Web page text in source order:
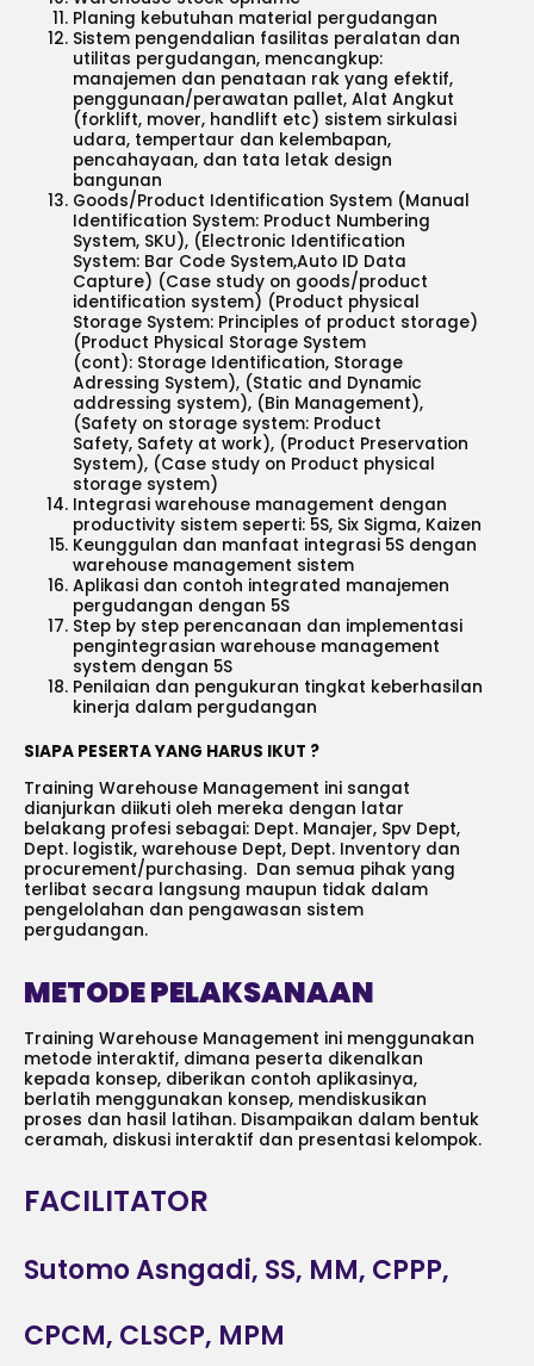
Planing kebutuhan material pergudangan
Sistem pengendalian fasilitas peralatan dan
utilitas pergudangan, mencangkup:
manajemen dan penataan rak yang efektif,
penggunaan/perawatan pallet, Alat Angkut
(forklift, mover, handlift etc) sistem sirkulasi
udara, tempertaur dan kelembapan,
pencahayaan, dan tata letak design
bangunan
Goods/Product Identification System (Manual
Identification System: Product Numbering
System, SKU), (Electronic Identification
System: Bar Code System,Auto ID Data
Capture) (Case study on goods/product
identification system) (Product physical
Storage System: Principles of product storage)
(Product Physical Storage System
(cont): Storage Identification, Storage
Adressing System), (Static and Dynamic
addressing system), (Bin Management),
(Safety on storage system: Product
Safety, Safety at work), (Product Preservation
System), (Case study on Product physical
storage system)
Integrasi warehouse management dengan
productivity sistem seperti: 5S, Six Sigma, Kaizen
Keunggulan dan manfaat integrasi 5S dengan
warehouse management sistem
Aplikasi dan contoh integrated manajemen
pergudangan dengan 5S
Step by step perencanaan dan implementasi
pengintegrasian warehouse management
system dengan 5S
Penilaian dan pengukuran tingkat keberhasilan
kinerja dalam pergudangan
SIAPA PESERTA YANG HARUS IKUT ?
Training Warehouse Management ini sangat
dianjurkan diikuti oleh mereka dengan latar
belakang profesi sebagai: Dept. Manajer, Spv Dept,
Dept. logistik, warehouse Dept, Dept. Inventory dan
procurement/purchasing. Dan semua pihak yang
terlibat secara langsung maupun tidak dalam
pengelolahan dan pengawasan sistem
pergudangan.
METODE PELAKSANAAN
Training Warehouse Management ini menggunakan
metode interaktif, dimana peserta dikenalkan
kepada konsep, diberikan contoh aplikasinya,
berlatih menggunakan konsep, mendiskusikan
proses dan hasil latihan. Disampaikan dalam bentuk
ceramah, diskusi interaktif dan presentasi kelompok.
FACILITATOR
Sutomo Asngadi, SS, MM, CPPP,
CPCM, CLSCP, MPM